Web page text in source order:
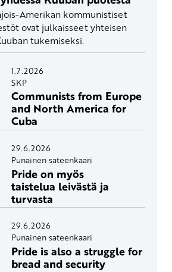
Amerikan kommunistiset
ovat julkaisseet yhteisen
tukemiseksi.
1.7.2026
SKP
Communists from Europe
and North America for
Cuba
29.6.2026
Punainen sateenkaari
Pride on myös
taistelua leivästä ja
turvasta
29.6.2026
Punainen sateenkaari
Pride is also a struggle for
bread and security